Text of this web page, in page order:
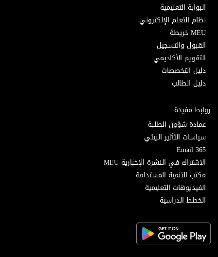
البوابة التعليمية
نظام التعلم الإلكتروني
MEU خريطة
القبول والتسجيل
التقويم الأكاديمي
دليل التخصصات
دليل الطالب
روابط مفيدة
عمادة شؤون الطلبة
سياسات التأثير البيئي
Email 365
الاشتراك في النشرة الإخبارية MEU
مكتب التنمية المستدامة
الفيديوهات التعليمية
الخطط الدراسية